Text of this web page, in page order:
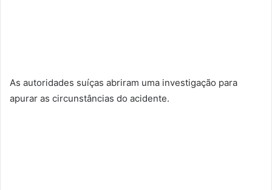
As autoridades suíças abriram uma investigação para
apurar as circunstâncias do acidente.